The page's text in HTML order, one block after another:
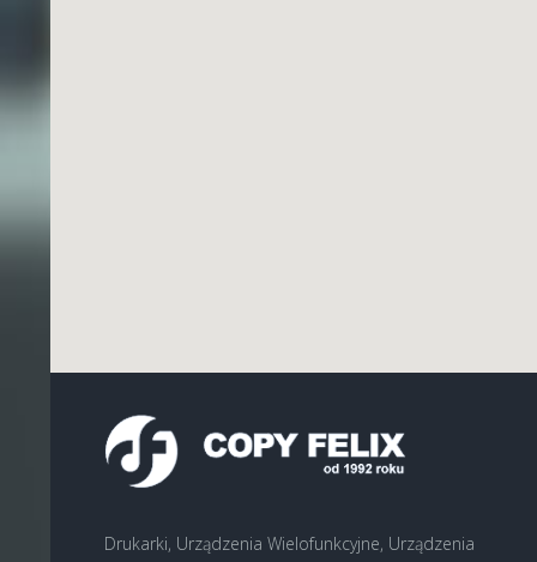
Drukarki, Urządzenia Wielofunkcyjne, Urządzenia